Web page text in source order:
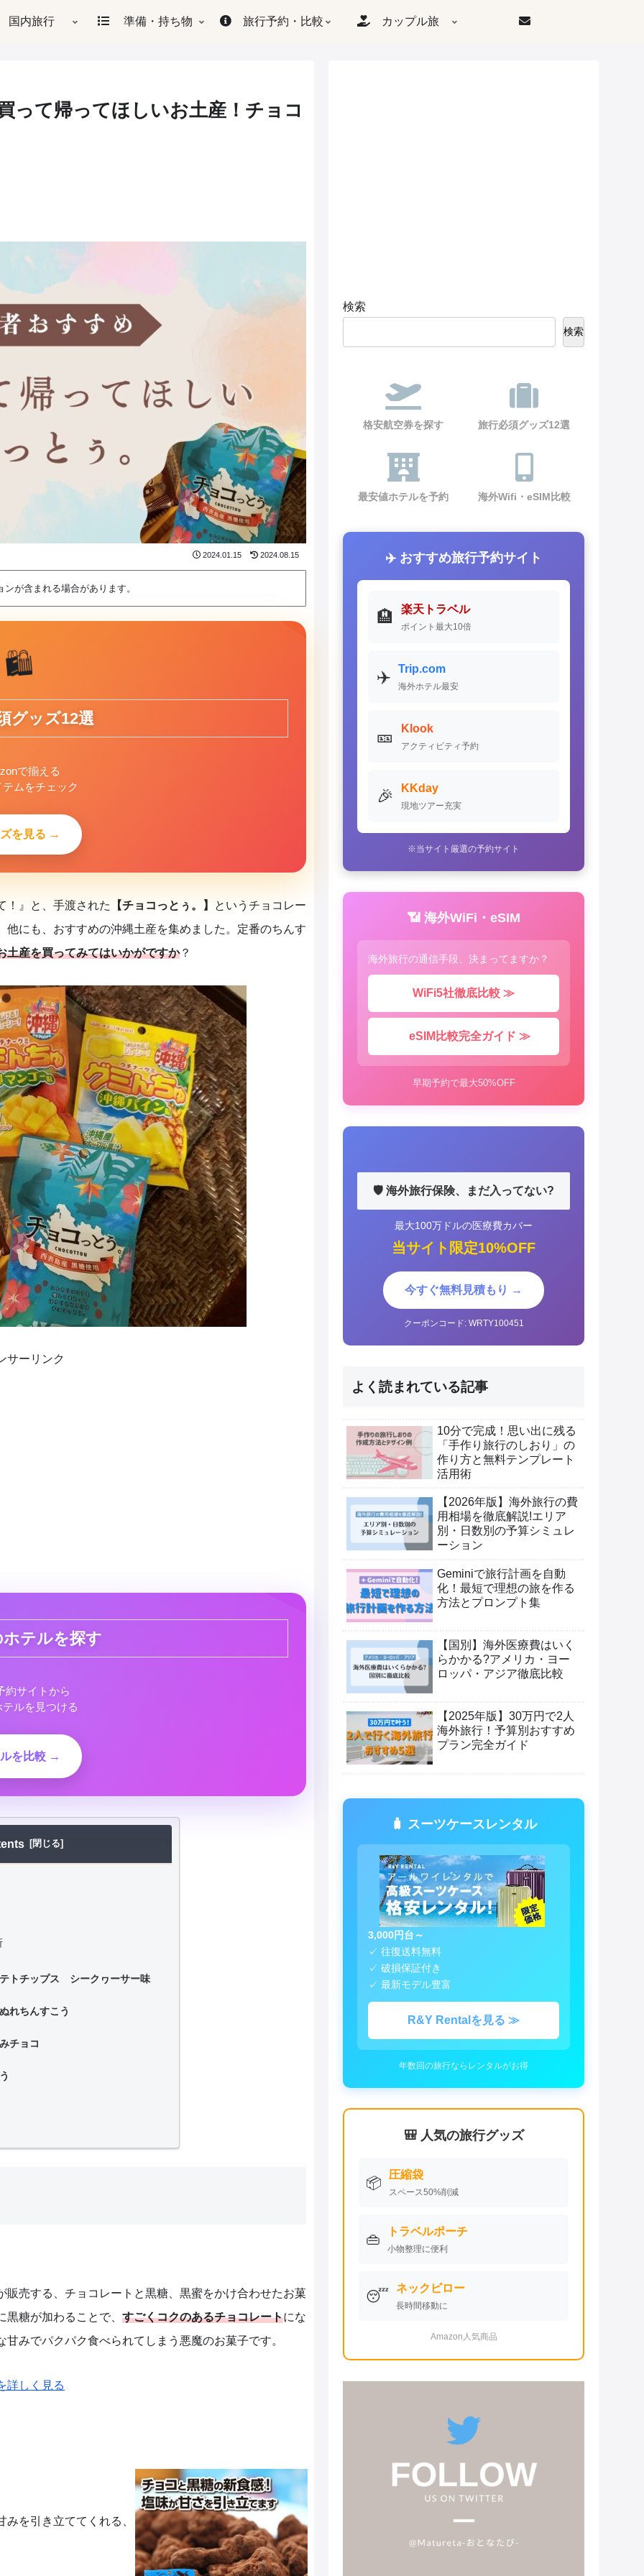
内旅行 準備・持ち物 旅行予約・比較 カップル旅
って帰ってほしいお土産！チョコ
2024.01.15 2024.08.15
が含まれる場合があります。
🛍️
グッズ12選
で揃える
ムをチェック
を見る →
！』と、手渡された 【チョコっとぅ。】
というチョコレー
他にも、おすすめの沖縄土産を集めました。定番のちんす
土産を買ってみてはいかがですか？
サーリンク
テルを探す
約サイトから
ルを見つける
を比較 →
トチップス シークヮーサー味
れちんすこう
チョコ
販売する、チョコレートと黒糖、黒蜜をかけ合わせたお菓
黒糖が加わることで、 すごくコクのあるチョコレートにな
甘みでパクパク食べられてしまう悪魔のお菓子です。
詳しく見る
を引き立ててくれる、
検索
検索
格安航空券を探す 旅行必須グッズ12選
最安値ホテルを予約 海外Wifi・eSIM比較
✈️ おすすめ旅行予約サイト
🏨 楽天トラベル
ポイント最大10倍
✈️ Trip.com
海外ホテル最安
🎫 Klook
アクティビティ予約
🎉 KKday
現地ツアー充実
※当サイト厳選の予約サイト
📶 海外WiFi・eSIM
海外旅行の通信手段、決まってますか？
WiFi5社徹底比較 ≫
eSIM比較完全ガイド ≫
早期予約で最大50%OFF
🛡️ 海外旅行保険、まだ入ってない?
最大100万ドルの医療費カバー
当サイト限定10%OFF
今すぐ無料見積もり →
クーポンコード: WRTY100451
よく読まれている記事
10分で完成！思い出に残る
「手作り旅行のしおり」の
作り方と無料テンプレート
活用術
【2026年版】海外旅行の費
用相場を徹底解説!エリア
別・日数別の予算シミュレ
ーション
Geminiで旅行計画を自動
化！最短で理想の旅を作る
方法とプロンプト集
【国別】海外医療費はいく
らかかる?アメリカ・ヨー
ロッパ・アジア徹底比較
【2025年版】30万円で2人
海外旅行！予算別おすすめ
プラン完全ガイド
🧳 スーツケースレンタル
3,000円台～
✓ 往復送料無料
✓ 破損保証付き
✓ 最新モデル豊富
R&Y Rentalを見る ≫
年数回の旅行ならレンタルがお得
🎒 人気の旅行グッズ
📦 圧縮袋
スペース50%削減
👜 トラベルポーチ
小物整理に便利
😴 ネックピロー
長時間移動に
Amazon人気商品